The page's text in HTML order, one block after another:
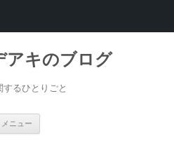
アキのブログ
するひとりごと
メニュー